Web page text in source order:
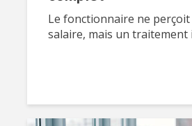
Le fonctionnaire ne perçoit
salaire, mais un traitement